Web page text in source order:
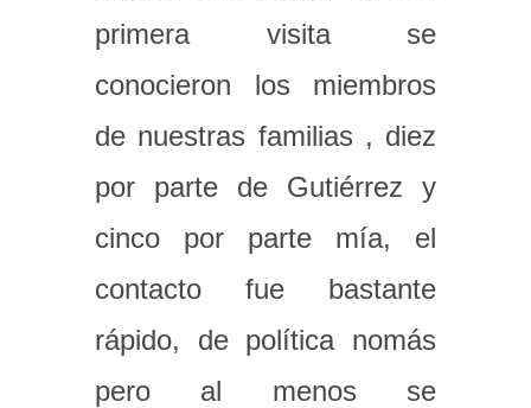
primera visita se
conocieron los miembros
de nuestras familias , diez
por parte de Gutiérrez y
cinco por parte mía, el
contacto fue bastante
rápido, de política nomás
pero al menos se